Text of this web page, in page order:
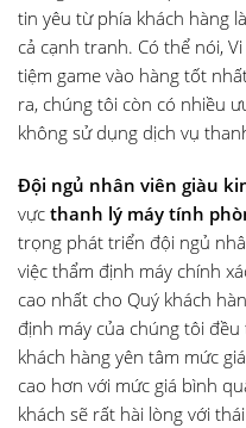
tin yêu từ phía khách hàng
cả cạnh tranh. Có thể nói,
tiệm game vào hàng tốt
ra, chúng tôi còn có nhiều
không sử dụng dịch vụ
Đội ngủ nhân viên giàu
vực thanh lý máy tính
trọng phát triển đội ngủ
việc thẩm định máy chính
cao nhất cho Quý khách
định máy của chúng tôi
khách hàng yên tâm mức
cao hơn với mức giá bình
khách sẽ rất hài lòng với